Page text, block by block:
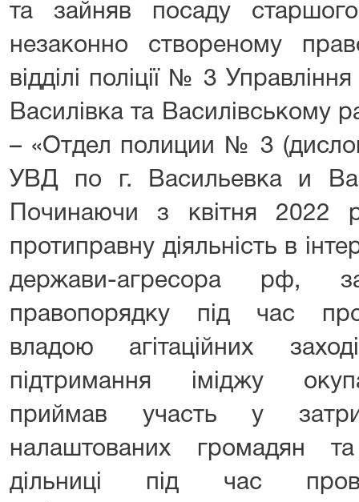
та зайняв посаду
незаконно створеному
відділі поліції № 3
Василівка та Василівському
– «Отдел полиции № 3
УВД по г. Васильевка и
Починаючи з квітня 2022
протиправну діяльність в
держави-агресора рф,
правопорядку під час
владою агітаційних
підтримання іміджу
приймав участь у
налаштованих громадян
дільниці під час